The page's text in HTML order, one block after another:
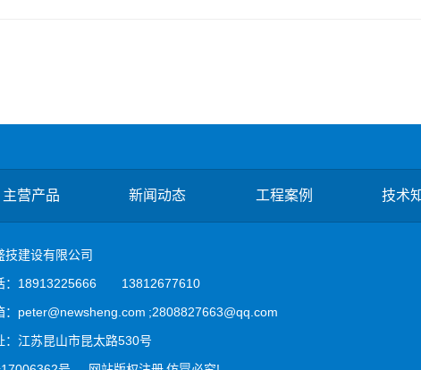
主营产品 新闻动态 工程案例 技术
技建设有限公司
：18913225666 13812677610
：peter@newsheng.com ;2808827663@qq.com
：江苏昆山市昆太路530号